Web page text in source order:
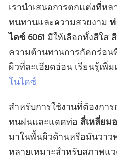
เรานําเสนอการตกแต่งที่ห
ทนทานและความสวยงาม
ไดซ์ 6061 มีให้เลือกทั้งสีใส
ความต้านทานการกัดกร่อ
ผิวที่ละเอียดอ่อน เรียนรู้เพิ่ม
โนไดซ์
สําหรับการใช้งานที่ต้องกา
ทนฝนและแดดท่อ สี่เหลี่ยม
มาในพื้นผิวด้านหรือมันวาว